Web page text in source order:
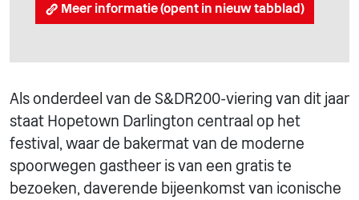
Meer informatie (opent in nieuw tabblad)
Als onderdeel van de S&DR200-viering van dit jaar
staat Hopetown Darlington centraal op het
festival, waar de bakermat van de moderne
spoorwegen gastheer is van een gratis te
bezoeken, daverende bijeenkomst van iconische